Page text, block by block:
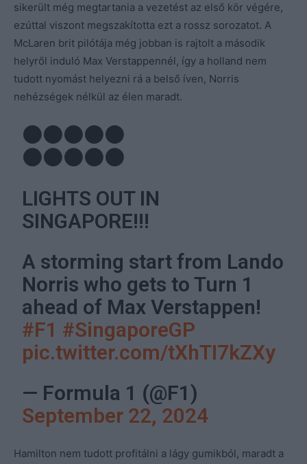
sikerült még megtartania a vezetést az első kör végére,
ezúttal viszont megszakította ezt a rossz sorozatot. A
McLaren brit pilótája még jobban is rajtolt a második
helyről induló Max Verstappennél, így a holland nem
tudott nyomást helyezni rá a belső íven, Norris
nehézségek nélkül az élen maradt.
⚫️⚫️⚫️⚫️⚫️
⚫️⚫️⚫️⚫️⚫️
LIGHTS OUT IN
SINGAPORE!!!
A storming start from Lando
Norris who gets to Turn 1
ahead of Max Verstappen!
#F1 #SingaporeGP
pic.twitter.com/tXhTI7kZXy
— Formula 1 (@F1)
September 22, 2024
Hamilton nem tudott profitálni a lágy gumikból, maradt a